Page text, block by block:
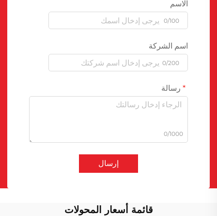
الاسم
0/100
اسم الشركة
0/200
رسالة
0/1000
إرسال
قائمة أسعار المحولات